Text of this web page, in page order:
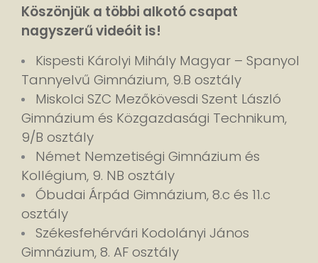
Köszönjük a többi alkotó csapat
nagyszerű videóit is!
Kispesti Károlyi Mihály Magyar – Spanyol
Tannyelvű Gimnázium, 9.B osztály
Miskolci SZC Mezőkövesdi Szent László
Gimnázium és Közgazdasági Technikum,
9/B osztály
Német Nemzetiségi Gimnázium és
Kollégium, 9. NB osztály
Óbudai Árpád Gimnázium, 8.c és 11.c
osztály
Székesfehérvári Kodolányi János
Gimnázium, 8. AF osztály